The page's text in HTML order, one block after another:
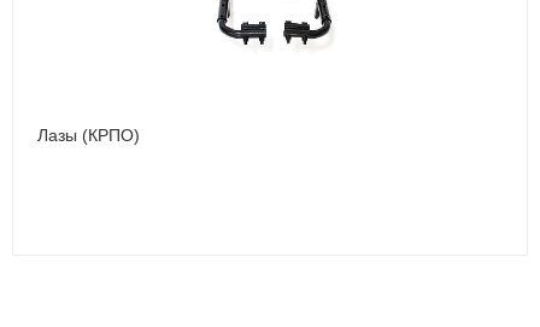
Лазы (КРПО)